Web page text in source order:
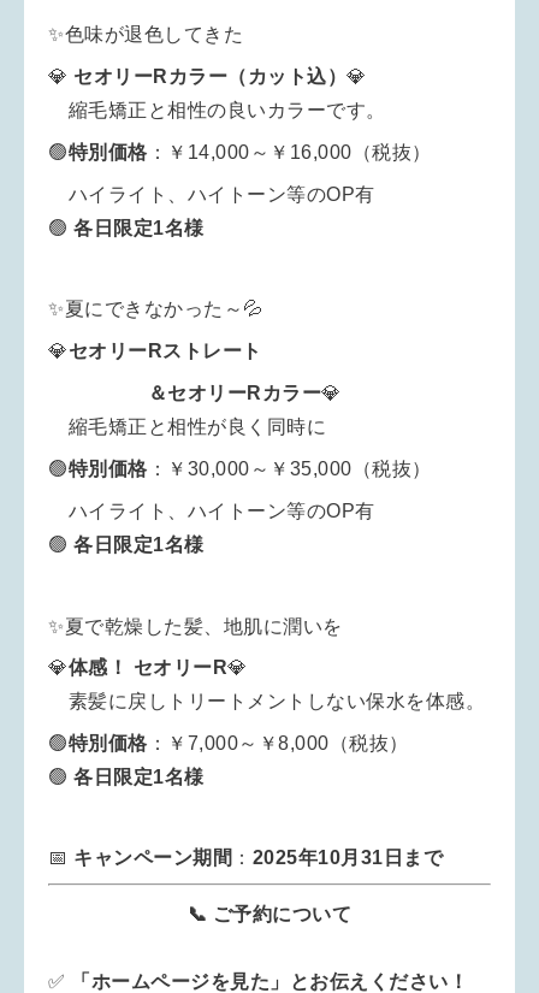
✨色味が退色してきた
💎 セオリーRカラー（カット込） 💎
縮毛矯正と相性の良いカラーです。
🟢特別 価格 ：￥14,000～￥16,000（税抜）
ハイライト、ハイトーン等のOP有
🟢 各日限定1名様
✨夏にできなかった～💦
💎セオリーRストレート
＆セオリーRカラー💎
縮毛矯正と相性が良く同時に
🟢特別 価格 ：￥30,000～￥35,000（税抜）
ハイライト、ハイトーン等のOP有
🟢 各日限定1名様
✨夏で乾燥した髪、地肌に潤いを
💎体感！ セオリーR💎
素髪に戻しトリートメントしない保水を体感。
🟢特別 価格 ：￥7,000～￥8,000（税抜）
🟢 各日限定1名様
📅 キャンペーン期間 ： 2025年10月31日まで
📞 ご予約について
✅
「ホームページを見た」とお伝えください！